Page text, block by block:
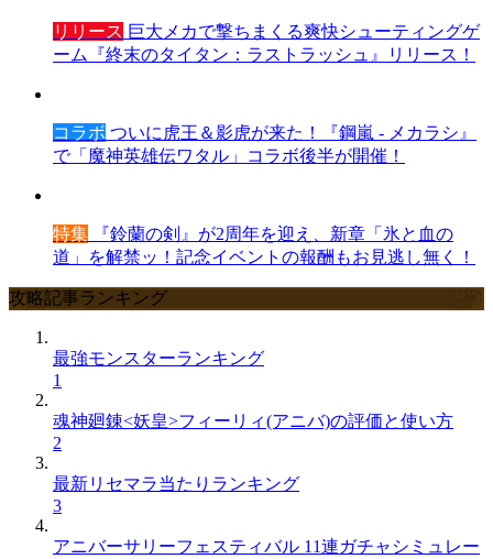
リリース 巨大メカで撃ちまくる爽快シューティングゲ
ーム『終末のタイタン：ラストラッシュ』リリース！
コラボ ついに虎王＆影虎が来た！『鋼嵐 - メカラシ』
で「魔神英雄伝ワタル」コラボ後半が開催！
特集 『鈴蘭の剣』が2周年を迎え、新章「氷と血の
道」を解禁ッ！記念イベントの報酬もお見逃し無く！
攻略記事ランキング
最強モンスターランキング
1
魂神廻錬<妖皇>フィーリィ(アニバ)の評価と使い方
2
最新リセマラ当たりランキング
3
アニバーサリーフェスティバル 11連ガチャシミュレー